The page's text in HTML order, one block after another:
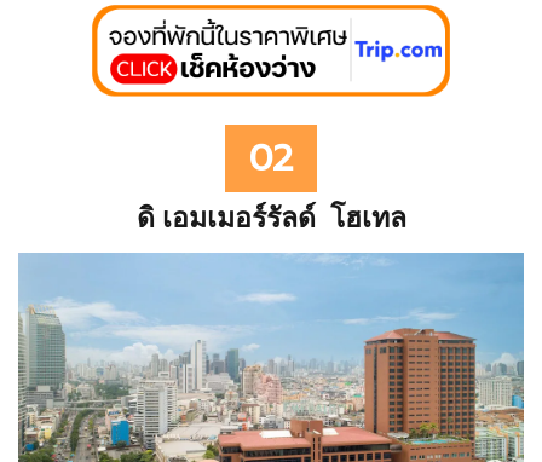
02
ดิ เอมเมอร์รัลด์ โฮเทล